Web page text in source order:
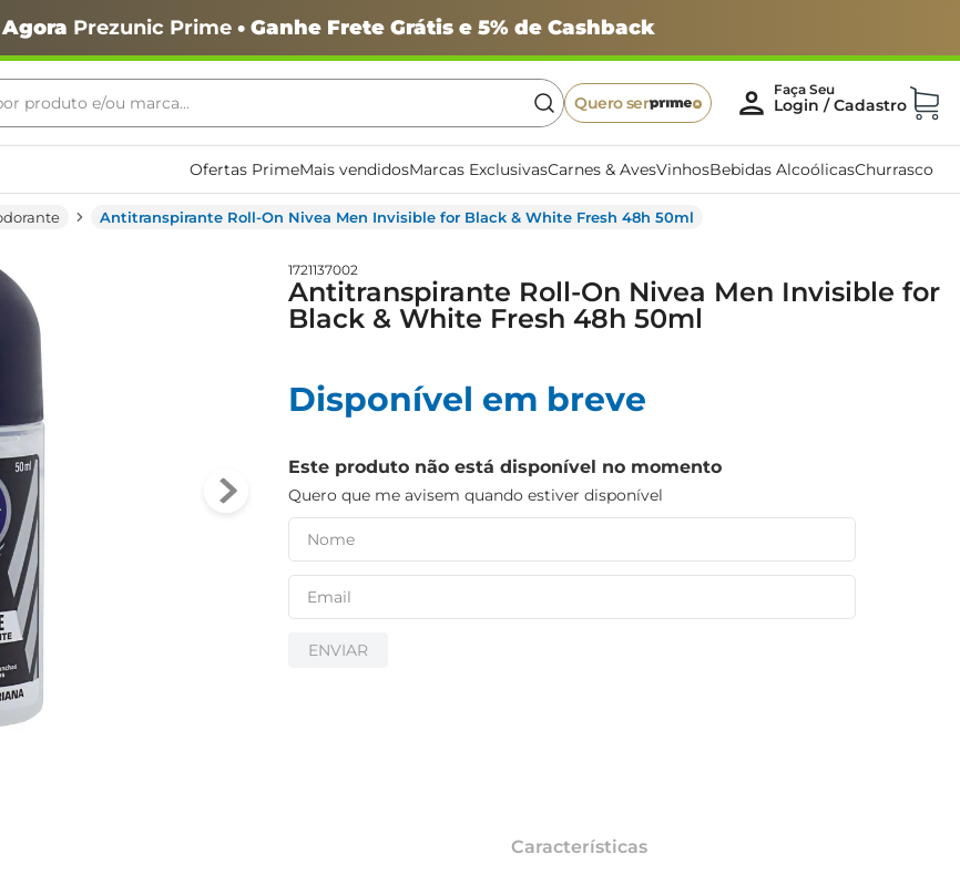
Prezunic Prime• Ganhe Frete Grátis e 5% de Cashback
produto e/ou marca...
Quero ser
Ofertas PrimeMais vendidosMarcas ExclusivasCarnes & AvesVinhosBebidas AlcoólicasChurrasco
Antitranspirante Roll-On Nivea Men Invisible for Black & White Fresh 48h 50ml
1721137002
Antitranspirante Roll-On Nivea Men Invisible for
Black & White Fresh 48h 50ml
Disponível em breve
Este produto não está disponível no momento
Quero que me avisem quando estiver disponível
ENVIAR
Características